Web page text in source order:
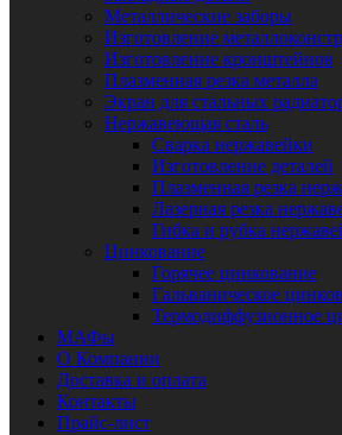
Металлические заборы
Изготовление
Изготовление кронштейнов
Плазменная резка металла
Экран для стальных
Нержавеющая сталь
Сварка нержавейки
Изготовление деталей
Плазменная резка
Лазерная резка
Гибка и рубка
Цинкование
Горячее цинкование
Гальваническое
Термодиффузионное
МАФы
О Компании
Доставка и оплата
Контакты
Прайс-лист